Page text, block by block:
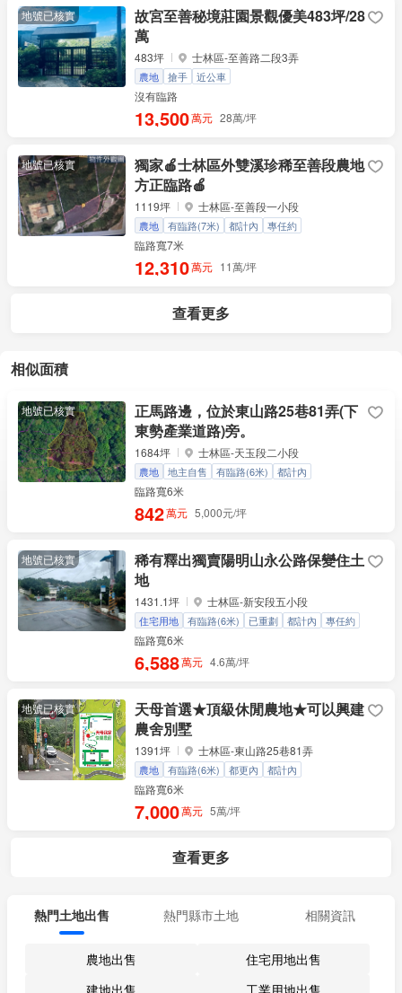
地號已核實
故宮至善秘境莊園景觀優美483坪/28
萬
483坪 士林區-至善路二段3弄
農地 搶手 近公車
沒有臨路
13,500萬元 28萬/坪
地號已核實
獨家🍎士林區外雙溪珍稀至善段農地
方正臨路🍎
1119坪 士林區-至善段一小段
農地 有臨路(7米) 都計內 專任約
臨路寬7米
12,310萬元 11萬/坪
查看更多
相似面積
地號已核實
正馬路邊，位於東山路25巷81弄(下
東勢產業道路)旁。
1684坪 士林區-天玉段二小段
農地 地主自售 有臨路(6米) 都計內
臨路寬6米
842萬元 5,000元/坪
地號已核實
稀有釋出獨賣陽明山永公路保變住土
地
1431.1坪 士林區-新安段五小段
住宅用地 有臨路(6米) 已重劃 都計內 專任約
臨路寬6米
6,588萬元 4.6萬/坪
地號已核實
天母首選★頂級休閒農地★可以興建
農舍別墅
1391坪 士林區-東山路25巷81弄
農地 有臨路(6米) 都更內 都計內
臨路寬6米
7,000萬元 5萬/坪
查看更多
熱門土地出售 熱門縣市土地 相關資訊
農地出售
住宅用地出售